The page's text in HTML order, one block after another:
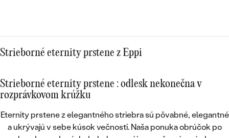
Strieborné eternity prstene z Eppi
Strieborné eternity prstene : odlesk nekonečna v
rozprávkovom krúžku
Eternity prstene z elegantného striebra sú pôvabné, elegantné
a ukrývajú v sebe kúsok večnosti. Naša ponuka obrúčok po